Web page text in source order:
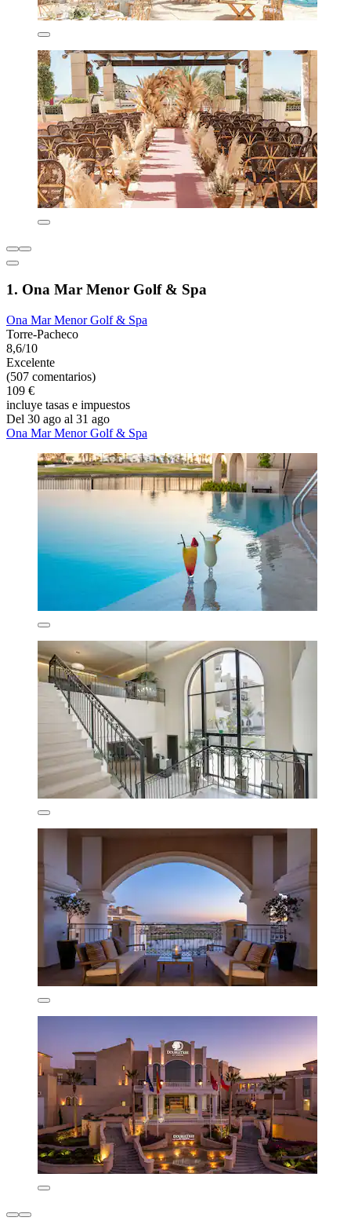
1. Ona Mar Menor Golf & Spa
Ona Mar Menor Golf & Spa
Torre-Pacheco
8,6/10
Excelente
(507 comentarios)
109 €
incluye tasas e impuestos
Del 30 ago al 31 ago
Ona Mar Menor Golf & Spa